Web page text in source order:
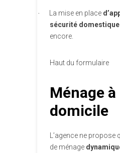
· La mise en place
sécurité domestique
encore.
Haut du formulaire
Ménage à
domicile
L’agence ne propose
de ménage